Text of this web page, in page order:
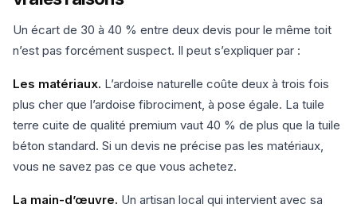
Un écart de 30 à 40 % entre deux devis pour le même toit
n’est pas forcément suspect. Il peut s’expliquer par :
Les matériaux. L’ardoise naturelle coûte deux à trois fois
plus cher que l’ardoise fibrociment, à pose égale. La tuile
terre cuite de qualité premium vaut 40 % de plus que la tuile
béton standard. Si un devis ne précise pas les matériaux,
vous ne savez pas ce que vous achetez.
La main-d’œuvre. Un artisan local qui intervient avec sa